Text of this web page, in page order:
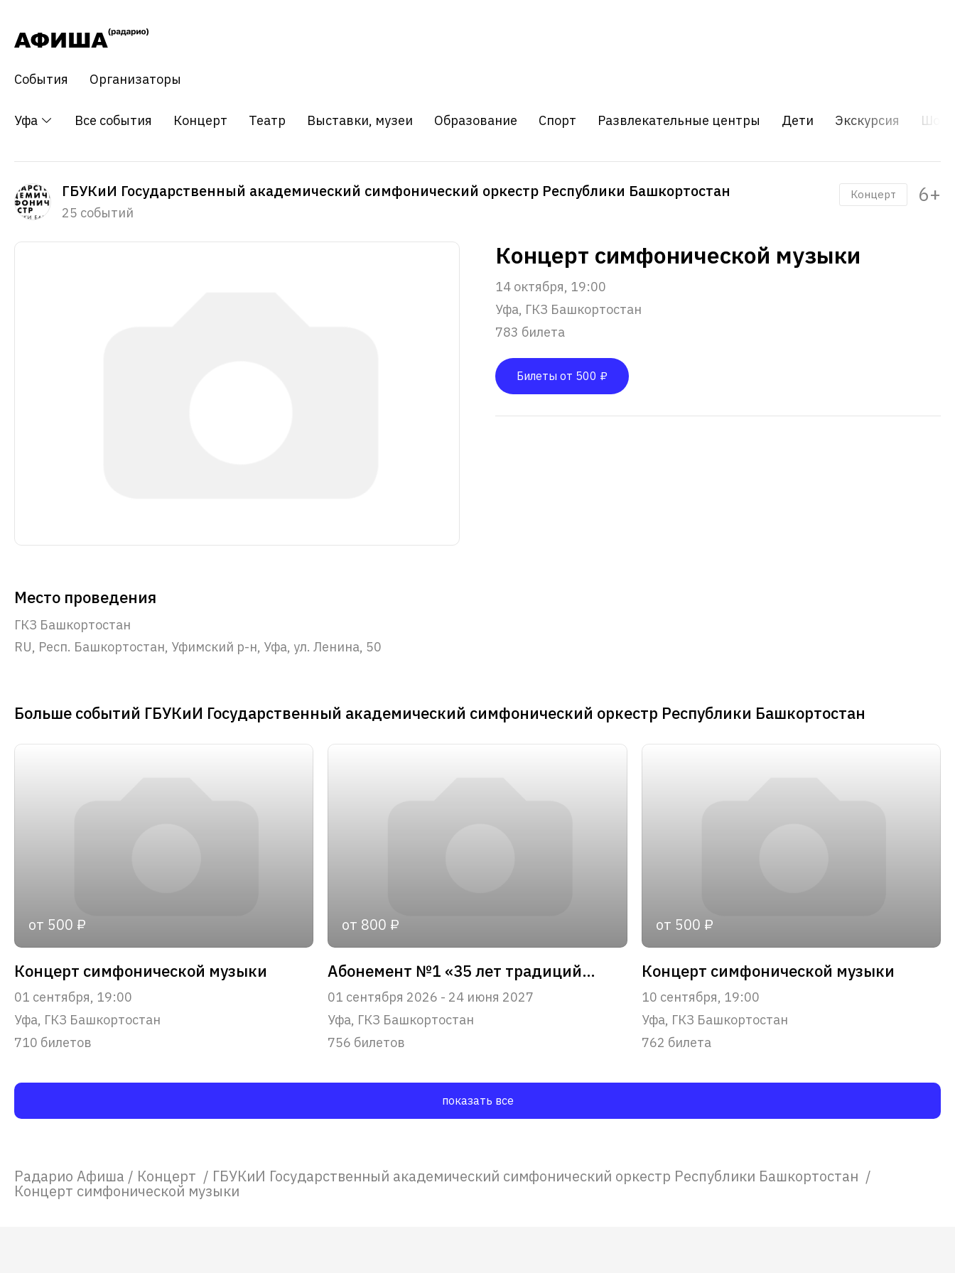
События Организаторы
Уфа Все события Концерт Театр Выставки, музеи Образование Спорт Развлекательные центры Дети Экскурсия Шоу
ГБУКиИ Государственный академический симфонический оркестр Республики Башкортостан
25 событий
Концерт 6+
Концерт симфонической музыки
14 октября, 19:00
Уфа, ГКЗ Башкортостан
783 билета
Билеты от 500 ₽
Место проведения
ГКЗ Башкортостан
RU, Респ. Башкортостан, Уфимский р-н, Уфа, ул. Ленина, 50
Больше событий ГБУКиИ Государственный академический симфонический оркестр Республики Башкортостан
от 500 ₽
Концерт симфонической музыки
01 сентября, 19:00
Уфа, ГКЗ Башкортостан
710 билетов
от 800 ₽
Абонемент №1 «35 лет традиций: главные события сезона»
01 сентября 2026 - 24 июня 2027
Уфа, ГКЗ Башкортостан
756 билетов
от 500 ₽
Концерт симфонической музыки
10 сентября, 19:00
Уфа, ГКЗ Башкортостан
762 билета
показать все
Радарио Афиша / Концерт / ГБУКиИ Государственный академический симфонический оркестр Республики Башкортостан /
Концерт симфонической музыки